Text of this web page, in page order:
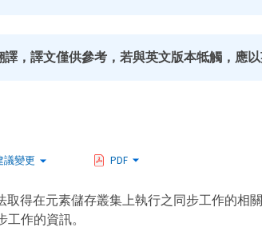
，譯文僅供參考，若與英文版本牴觸，應
議變更 PDF
得在元素儲存叢集上執行之同步工作的相
作的資訊。